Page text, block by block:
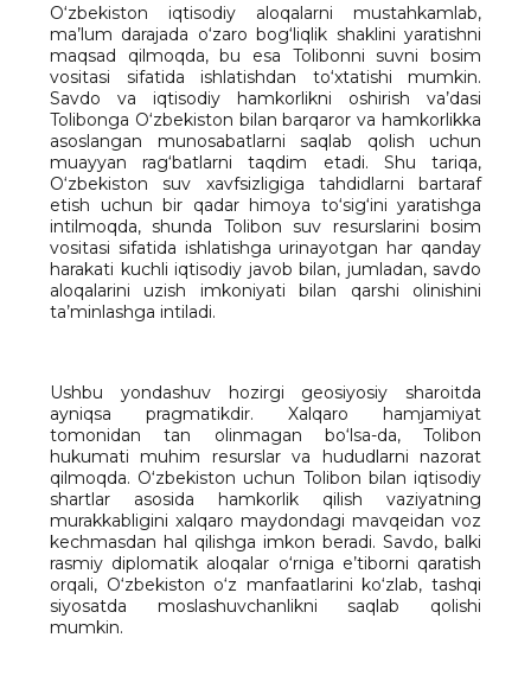
O‘zbekiston iqtisodiy aloqalarni mustahkamlab,
ma’lum darajada o‘zaro bog‘liqlik shaklini yaratishni
maqsad qilmoqda, bu esa Tolibonni suvni bosim
vositasi sifatida ishlatishdan to‘xtatishi mumkin.
Savdo va iqtisodiy hamkorlikni oshirish va’dasi
Tolibonga O‘zbekiston bilan barqaror va hamkorlikka
asoslangan munosabatlarni saqlab qolish uchun
muayyan rag‘batlarni taqdim etadi. Shu tariqa,
O‘zbekiston suv xavfsizligiga tahdidlarni bartaraf
etish uchun bir qadar himoya to‘sig‘ini yaratishga
intilmoqda, shunda Tolibon suv resurslarini bosim
vositasi sifatida ishlatishga urinayotgan har qanday
harakati kuchli iqtisodiy javob bilan, jumladan, savdo
aloqalarini uzish imkoniyati bilan qarshi olinishini
ta’minlashga intiladi.
Ushbu yondashuv hozirgi geosiyosiy sharoitda
ayniqsa pragmatikdir. Xalqaro hamjamiyat
tomonidan tan olinmagan bo‘lsa-da, Tolibon
hukumati muhim resurslar va hududlarni nazorat
qilmoqda. O‘zbekiston uchun Tolibon bilan iqtisodiy
shartlar asosida hamkorlik qilish vaziyatning
murakkabligini xalqaro maydondagi mavqeidan voz
kechmasdan hal qilishga imkon beradi. Savdo, balki
rasmiy diplomatik aloqalar o‘rniga e’tiborni qaratish
orqali, O‘zbekiston o‘z manfaatlarini ko‘zlab, tashqi
siyosatda moslashuvchanlikni saqlab qolishi
mumkin.